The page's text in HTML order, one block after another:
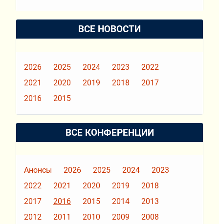
ВСЕ НОВОСТИ
2026 2025 2024 2023
2022
2021
2020 2019 2018
2017
2016
2015
ВСЕ КОНФЕРЕНЦИИ
Анонсы 2026 2025 2024
2023
2022
2021 2020 2019
2018
2017
2016 2015 2014
2013
2012
2011 2010 2009
2008